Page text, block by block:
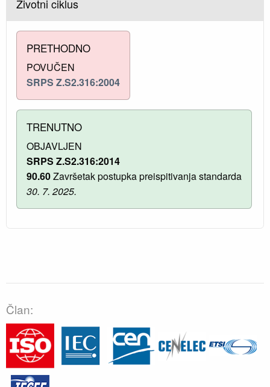
Životni ciklus
PRETHODNO
POVUČEN
SRPS Z.S2.316:2004
TRENUTNO
OBJAVLJEN
SRPS Z.S2.316:2014
90.60Završetak postupka preispitivanja standarda
30. 7. 2025.
Član: